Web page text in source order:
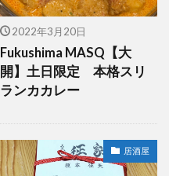
2022年3月20日
Fukushima MASQ【大
開】土日限定 本格スリ
ランカカレー
居酒屋